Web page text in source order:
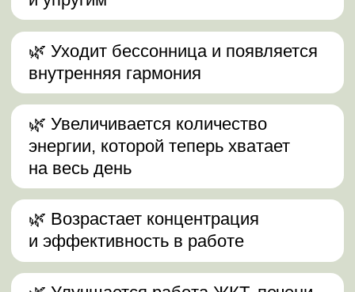
Вейга.2 неделя
Гармонизация полушарий мозга,
укрепление ЦНС и психики, развитие
координации, ясности сознания,
интеллекта, памяти. Также работа
со связками и суставами.
Результат
комплекса вы заметите, как
улучшилась координация движений:
уйдет утренняя разбитость и туман
память — острее.